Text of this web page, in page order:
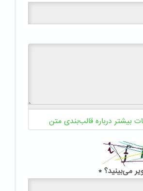
بیشتر درباره قالب‌بندی متن
می‌بینید؟ *